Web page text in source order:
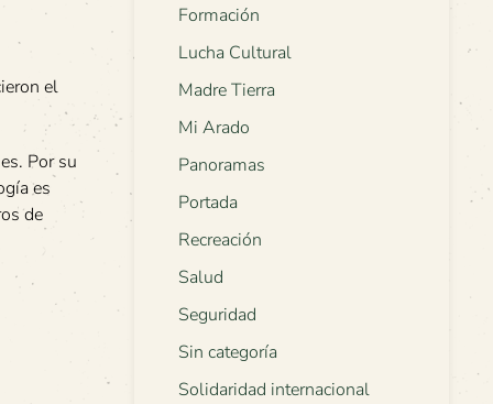
el
Por su
es
de
Formación
Lucha Cultural
Madre Tierra
Mi Arado
Panoramas
Portada
Recreación
Salud
Seguridad
Sin categoría
Solidaridad internacional